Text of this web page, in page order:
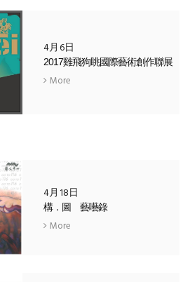
4月6日
2017雞飛狗眺國際藝術創作聯展
More
4月18日
構．圖 藝囈錄
More